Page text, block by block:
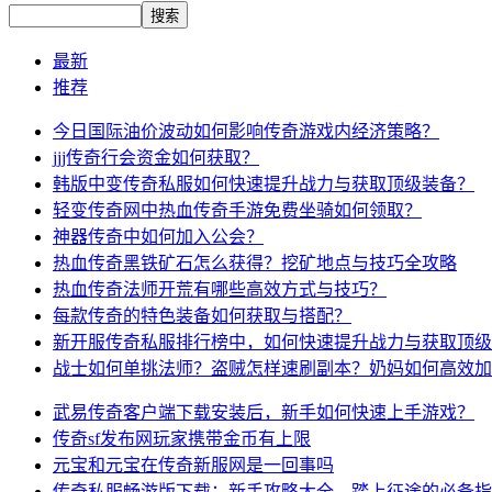
最新
推荐
今日国际油价波动如何影响传奇游戏内经济策略？
jjj传奇行会资金如何获取？
韩版中变传奇私服如何快速提升战力与获取顶级装备？
轻变传奇网中热血传奇手游免费坐骑如何领取？
神器传奇中如何加入公会？
热血传奇黑铁矿石怎么获得？挖矿地点与技巧全攻略
热血传奇法师开荒有哪些高效方式与技巧？
每款传奇的特色装备如何获取与搭配？
新开服传奇私服排行榜中，如何快速提升战力与获取顶级
战士如何单挑法师？盗贼怎样速刷副本？奶妈如何高效加
武易传奇客户端下载安装后，新手如何快速上手游戏？
传奇sf发布网玩家携带金币有上限
元宝和元宝在传奇新服网是一回事吗